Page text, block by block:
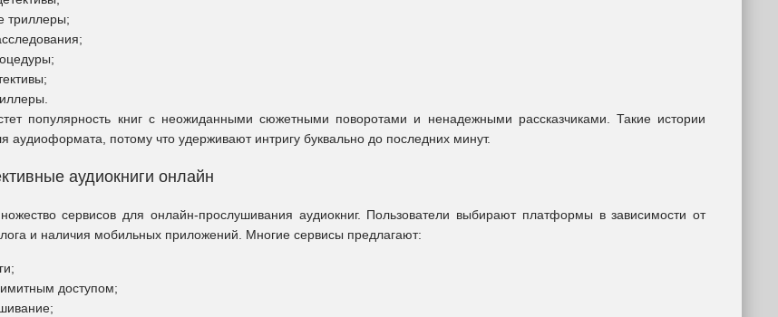
триллеры;
популярность книг с неожиданными сюжетными поворотами и ненадежными рассказчиками. Такие истории
аудиоформата, потому что удерживают интригу буквально до последних минут.
аудиокниги онлайн
сервисов для онлайн-прослушивания аудиокниг. Пользователи выбирают платформы в зависимости от
и наличия мобильных приложений. Многие сервисы предлагают:
доступом;